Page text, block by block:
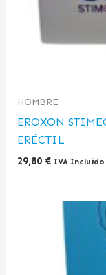
HOMBRE
EROXON
ERÉCTIL
29,80 € IVA Incluido